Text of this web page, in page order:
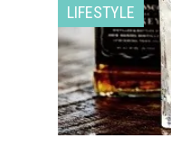
LIFESTYLE